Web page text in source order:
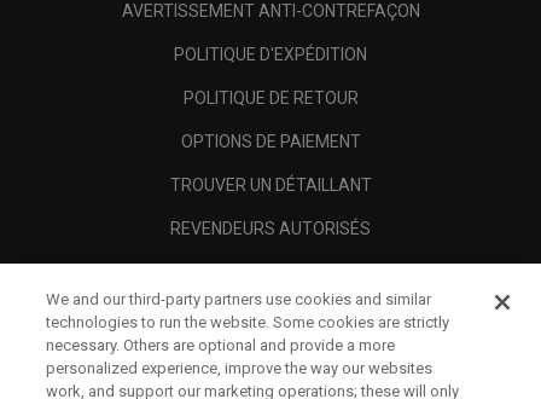
AVERTISSEMENT ANTI-CONTREFAÇON
POLITIQUE D'EXPÉDITION
POLITIQUE DE RETOUR
OPTIONS DE PAIEMENT
TROUVER UN DÉTAILLANT
REVENDEURS AUTORISÉS
A PROPOS
MENTIONS LÉGALES
We and our third-party partners use cookies and similar
technologies to run the website. Some cookies are strictly
necessary. Others are optional and provide a more
personalized experience, improve the way our websites
work, and support our marketing operations; these will only